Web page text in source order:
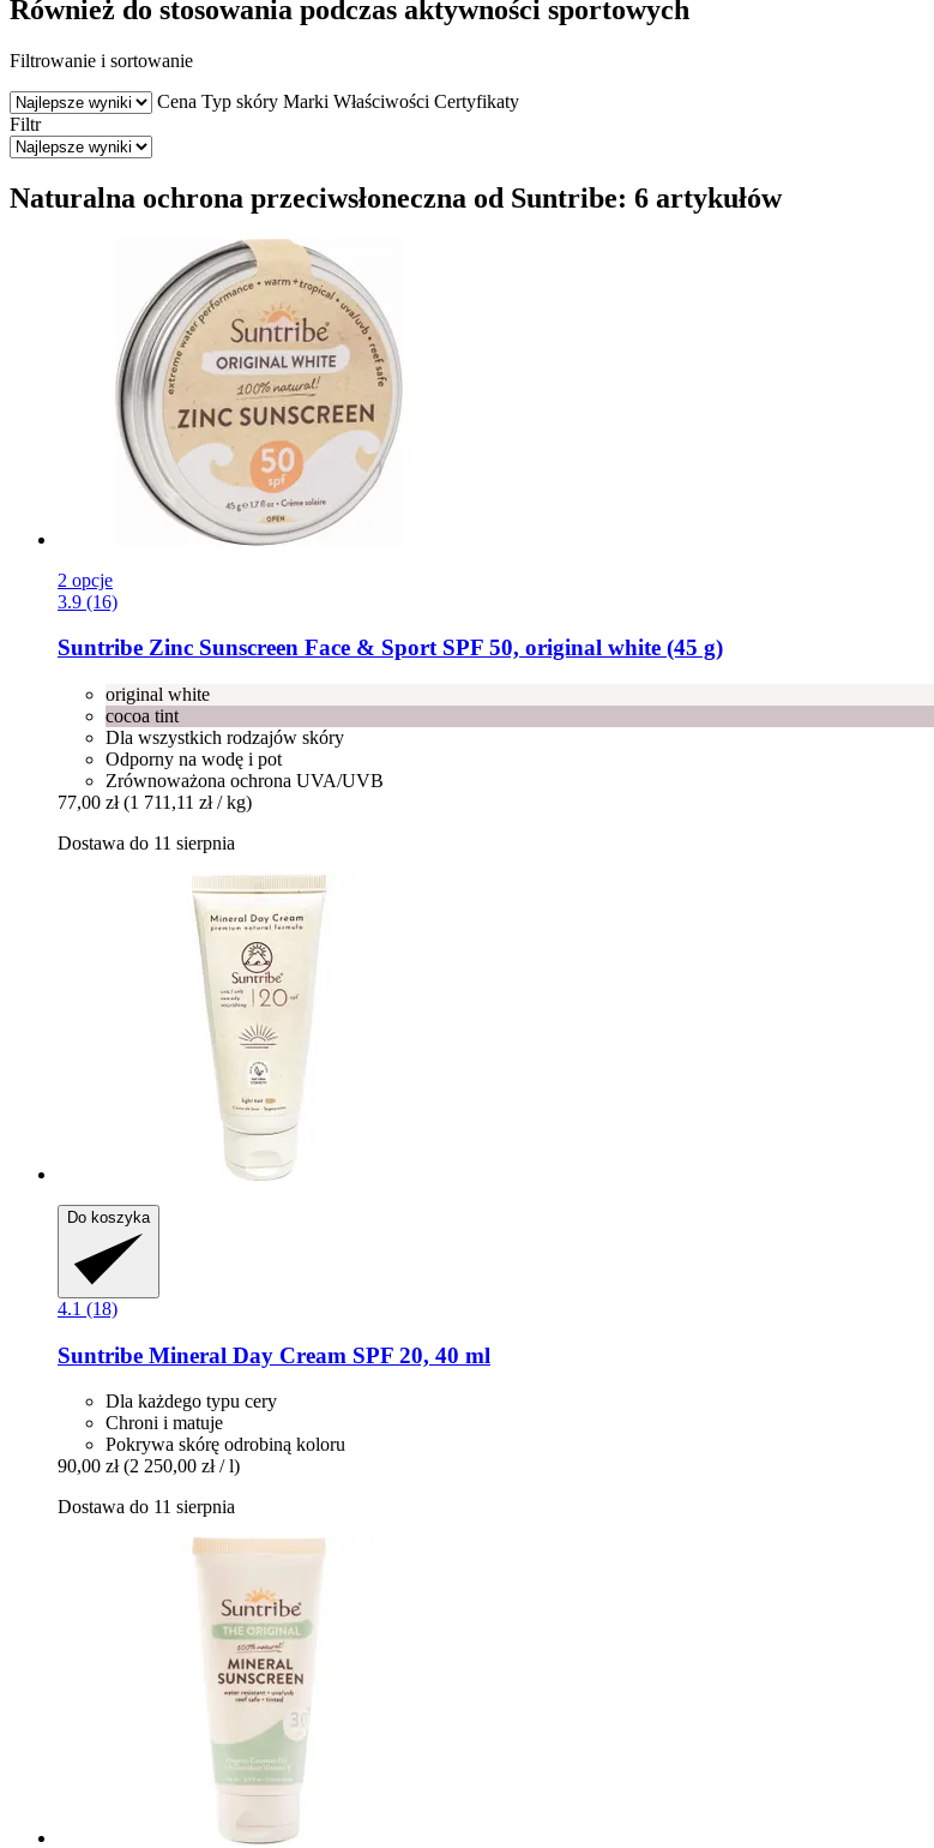
Również do stosowania podczas aktywności sportowych
Filtrowanie i sortowanie
Cena Typ skóry Marki Właściwości Certyfikaty
Filtr
Naturalna ochrona przeciwsłoneczna od Suntribe: 6 artykułów
2 opcje
3.9 (16)
Suntribe Zinc Sunscreen Face & Sport SPF 50, original white (45 g)
original white
cocoa tint
Dla wszystkich rodzajów skóry
Odporny na wodę i pot
Zrównoważona ochrona UVA/UVB
77,00 zł (1 711,11 zł / kg)
Dostawa do 11 sierpnia
Do koszyka
4.1 (18)
Suntribe Mineral Day Cream SPF 20, 40 ml
Dla każdego typu cery
Chroni i matuje
Pokrywa skórę odrobiną koloru
90,00 zł (2 250,00 zł / l)
Dostawa do 11 sierpnia